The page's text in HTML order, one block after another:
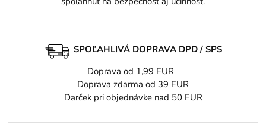
SPOĽAHLIVÁ DOPRAVA DPD / SPS
Doprava od 1,99 EUR
Doprava zdarma od 39 EUR
Darček pri objednávke nad 50 EUR